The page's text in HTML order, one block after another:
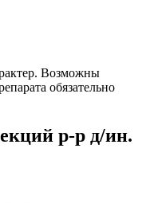
Возможны
обязательно
р-р д/ин.